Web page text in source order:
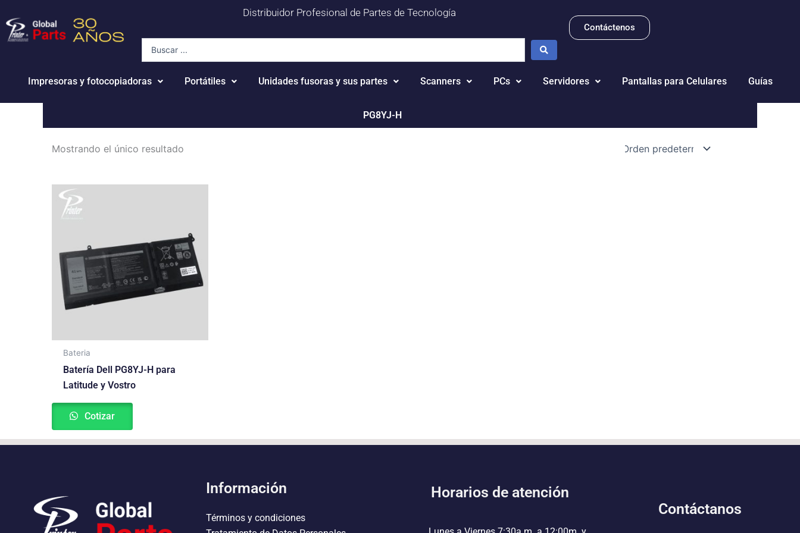
al
contenido
Distribuidor Profesional de Partes de Tecnología
Contáctenos
Impresoras y fotocopiadoras Portátiles Unidades fusoras y sus partes Scanners PCs Servidores Pantallas para Celulares Guías
PG8YJ-H
Mostrando el único resultado
Bateria
Batería Dell PG8YJ-H para
Latitude y Vostro
Cotizar
Información
Términos y condiciones
Horarios de atención
Contáctanos